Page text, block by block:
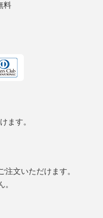
料
ます。
文いただけます。